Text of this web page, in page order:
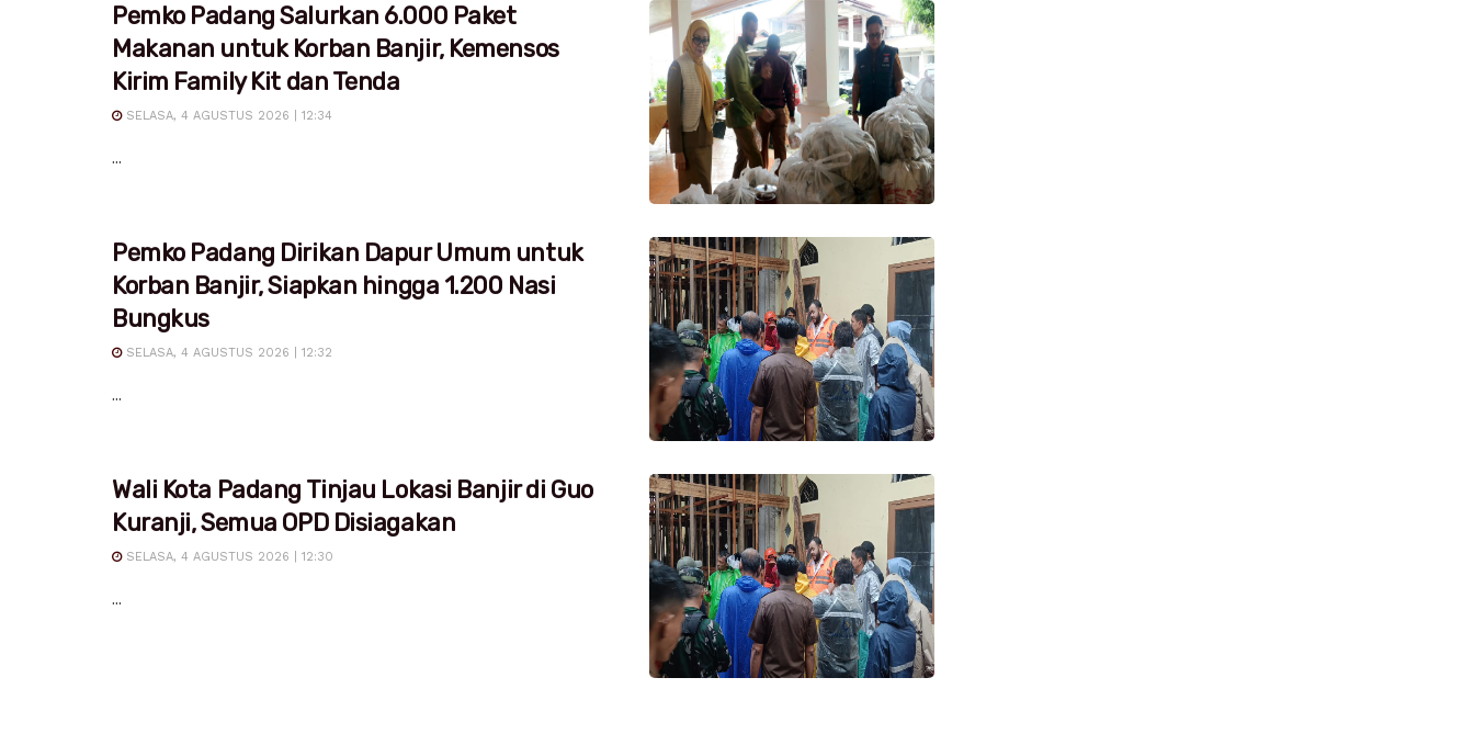
Pemko Padang Salurkan 6.000 Paket
Makanan untuk Korban Banjir, Kemensos
Kirim Family Kit dan Tenda
SELASA, 4 AGUSTUS 2026 | 12:34
...
Pemko Padang Dirikan Dapur Umum untuk
Korban Banjir, Siapkan hingga 1.200 Nasi
Bungkus
SELASA, 4 AGUSTUS 2026 | 12:32
...
Wali Kota Padang Tinjau Lokasi Banjir di Guo
Kuranji, Semua OPD Disiagakan
SELASA, 4 AGUSTUS 2026 | 12:30
...